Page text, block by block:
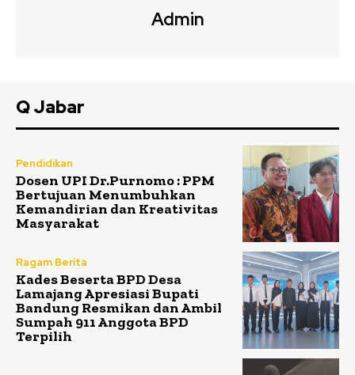
Admin
Q Jabar
Pendidikan
Dosen UPI Dr.Purnomo : PPM
Bertujuan Menumbuhkan
Kemandirian dan Kreativitas
Masyarakat
Ragam Berita
Kades Beserta BPD Desa
Lamajang Apresiasi Bupati
Bandung Resmikan dan Ambil
Sumpah 911 Anggota BPD
Terpilih